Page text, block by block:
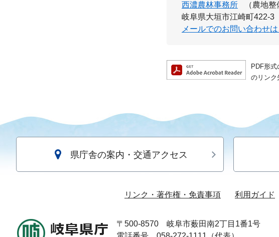
西濃農林事務所
（農地
岐阜県大垣市江崎町422-3
メールでのお問い合わせ
PDF形
のリンク
県庁舎の案内・交通アクセス
リンク・著作権・免責事項 利用ガイド
〒500-8570
岐阜市薮田南2丁目1番1号